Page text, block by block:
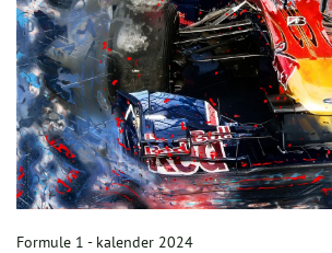
Formule 1 - kalender 2024